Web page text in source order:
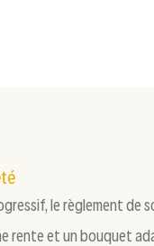
le règlement de
rente et un bouquet